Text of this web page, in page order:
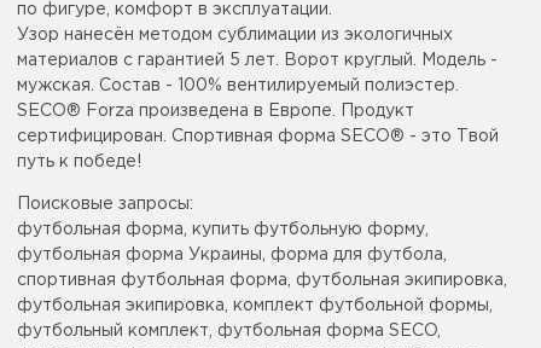
по фигуре, комфорт в эксплуатации.
Узор нанесён методом сублимации из экологичных
материалов с гарантией 5 лет. Ворот круглый. Модель -
мужская. Состав - 100% вентилируемый полиэстер.
SECO® Forza произведена в Европе. Продукт
сертифицирован. Спортивная форма SECO® - это Твой
путь к победе!
Поисковые запросы:
футбольная форма, купить футбольную форму,
футбольная форма Украины, форма для футбола,
спортивная футбольная форма, футбольная экипировка,
футбольная экипировка, комплект футбольной формы,
футбольный комплект, футбольная форма SECO,